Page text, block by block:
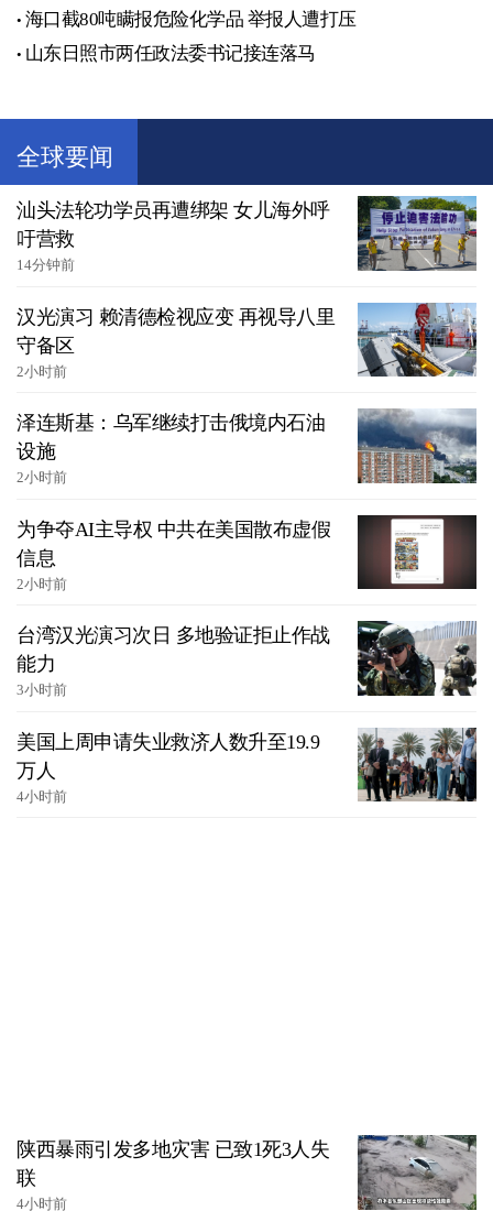
海口截80吨瞒报危险化学品 举报人遭打压
山东日照市两任政法委书记接连落马
全球要闻
汕头法轮功学员再遭绑架 女儿海外呼
吁营救
14分钟前
汉光演习 赖清德检视应变 再视导八里
守备区
2小时前
泽连斯基：乌军继续打击俄境内石油
设施
2小时前
为争夺AI主导权 中共在美国散布虚假
信息
2小时前
台湾汉光演习次日 多地验证拒止作战
能力
3小时前
美国上周申请失业救济人数升至19.9
万人
4小时前
陕西暴雨引发多地灾害 已致1死3人失
联
4小时前